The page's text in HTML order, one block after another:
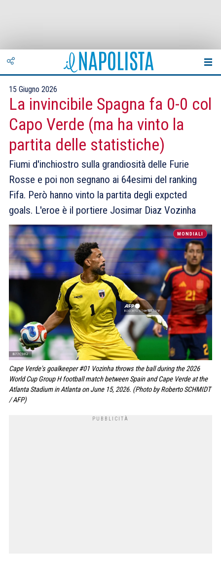
15 Giugno 2026
La invincibile Spagna fa 0-0 col
Capo Verde (ma ha vinto la
partita delle statistiche)
Fiumi d'inchiostro sulla grandiosità delle Furie
Rosse e poi non segnano ai 64esimi del ranking
Fifa. Però hanno vinto la partita degli expcted
goals. L'eroe è il portiere Josimar Diaz Vozinha
MONDIALI
Cape Verde's goalkeeper #01 Vozinha throws the ball during the 2026
World Cup Group H football match between Spain and Cape Verde at the
Atlanta Stadium in Atlanta on June 15, 2026. (Photo by Roberto SCHMIDT
/ AFP)